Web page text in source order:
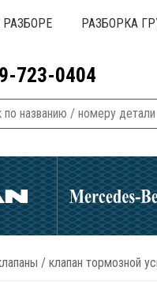
РАЗБОРКА
723-0404
/ клапан тормозной